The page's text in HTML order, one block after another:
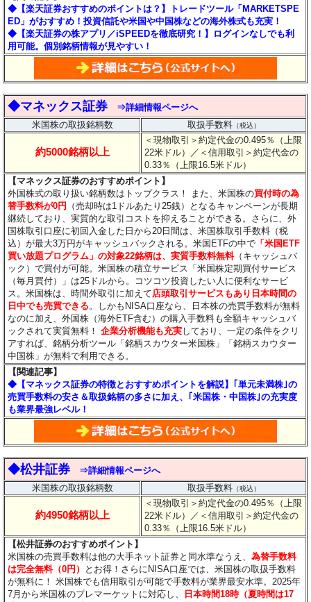
◆ 【楽天証券おすすめのポイントは？】トレードツール「MARKETSPE
ED」がおすすめ！投資信託や米国や中国株などの海外株式も充実！
◆【楽天証券の株アプリ／iSPEEDを徹底研究！】ログインなしでも利
用可能。個別銘柄情報が見やすい！
◆マネックス証券
⇒詳細情報ページへ
米国株の取扱銘柄数
取扱手数料（税込）
約5000銘柄以上
＜現物取引＞約定代金の0.495％（上限
22米ドル）
／＜信用取引＞約定代金の
0.33％（上限16.5米ドル）
【マネックス証券のおすすめポイント】
外国株式の取り扱い銘柄数はトップクラス！ また、米国株の買付時の為
替手数料が0円
（売却時は1ドルあたり25銭）となるキャンペーンが長期
継続しており、実質的な取引コストを抑えることができる。さらに、外
国株取引口座に初回入金した日から20日間は、米国株取引手数料（税
込）が最大3万円がキャッシュバックされる。米国ETFの中で 「米国ETF
買い放題プログラム」の対象22銘柄は、実質手数料無料（キャッシュバ
ック）で買付が可能。米国株の積立サービス「米国株定期買付サービス
（毎月買付）」は25ドルから。コツコツ投資したい人に便利なサービ
ス。米国株は、時間外取引に加えて店頭取引サービスもあり日本時間の
日中でも売買できる。しかもNISA口座なら、日本株の売買手数料が無料
なのに加え、外国株（海外ETF含む）の購入手数料も全額キャッシュバ
ックされて実質無料！企業分析機能も充実しており、一定の条件をクリ
アすれば、銘柄分析ツール「銘柄スカウター米国株」「銘柄スカウター
中国株」が無料で利用できる。
【関連記事】
◆【マネックス証券の特徴とおすすめポイントを解説】｢単元未満株｣の
売買手数料の安さ＆取扱銘柄の多さに加え、｢米国株・中国株｣の充実度
も業界最強レベル！
◆松井証券
⇒詳細情報ページへ
米国株の取扱銘柄数
取扱手数料（税込）
約4950銘柄以上
＜現物取引＞約定代金の0.495％（上限
22米ドル）
／＜信用取引＞約定代金の
0.33％（上限16.5米ドル）
【松井証券のおすすめポイント】
米国株の売買手数料は他の大手ネット証券と同水準なうえ、為替手数料
は完全無料（0円）
とお得！さらにNISA口座では、米国株の取扱手数料
が無料に！ 米国株でも信用取引が可能で手数料が業界最安水準。2025年
7月から米国株のプレマーケットに対応し、
日本時間18時（夏時間は17